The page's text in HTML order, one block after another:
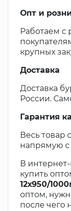
Опт и
Работаем
крупных
Доставка
Доставка
России.
Гарантия
Весь товар
напрямую с
В
купить
12х950/
оптом,
после чего